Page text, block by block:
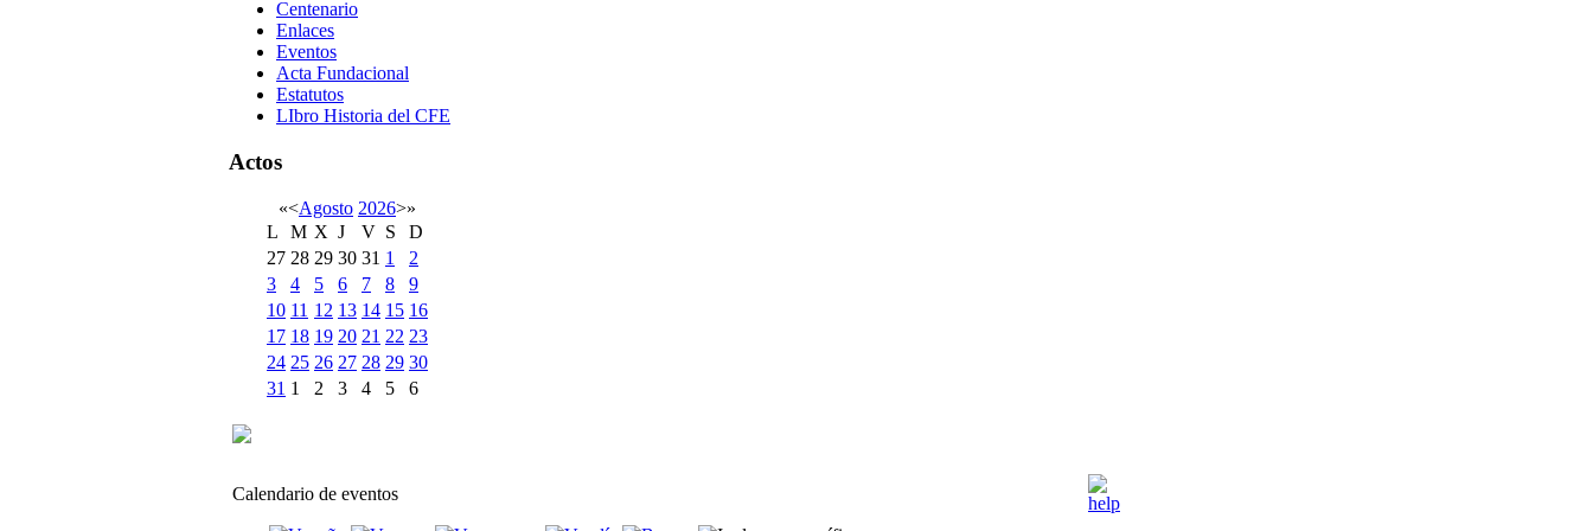
Centenario
Enlaces
Eventos
Acta Fundacional
Estatutos
LIbro Historia del CFE
Actos
«<Agosto 2026>»
L
M X J V S
D
27 28 29 30 31 1
2
3
4 5 6 7 8
9
10 11 12 13 14 15 16
17 18 19 20 21 22 23
24 25 26 27 28 29 30
31 1 2 3 4 5 6
Calendario de eventos